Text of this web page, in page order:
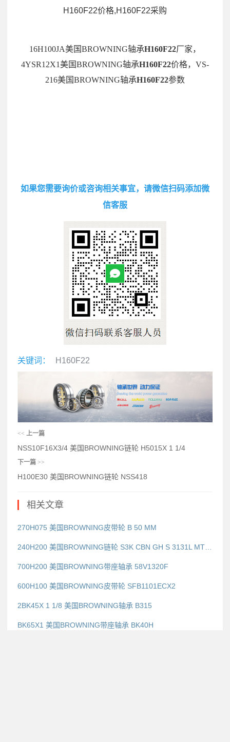
H160F22价格,H160F22采购
16H100JA美国BROWNING轴承H160F22厂家，
4YSR12X1美国BROWNING轴承H160F22价格，VS-
216美国BROWNING轴承H160F22参数
如果您需要询价或咨询相关事宜，请微信扫码添加微
信客服
关键词： H160F22
<< 上一篇
NSS10F16X3/4 美国BROWNING链轮 H5015X 1 1/4
下一篇 >>
H100E30 美国BROWNING链轮 NSS418
相关文章
270H075 美国BROWNING皮带轮 B 50 MM
700H200 美国BROWNING带座轴承 58V1320F
600H100 美国BROWNING皮带轮 SFB1101ECX2
2BK45X 1 1/8 美国BROWNING轴承 B315
BK65X1 美国BROWNING带座轴承 BK40H